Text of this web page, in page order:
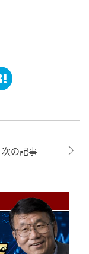
次の記事